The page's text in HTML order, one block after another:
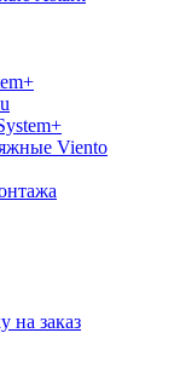
Viento
на заказ